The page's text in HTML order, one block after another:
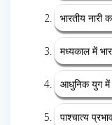
भारतीय नारी
मध्यकाल में
आधुनिक युग में
पाश्चात्य